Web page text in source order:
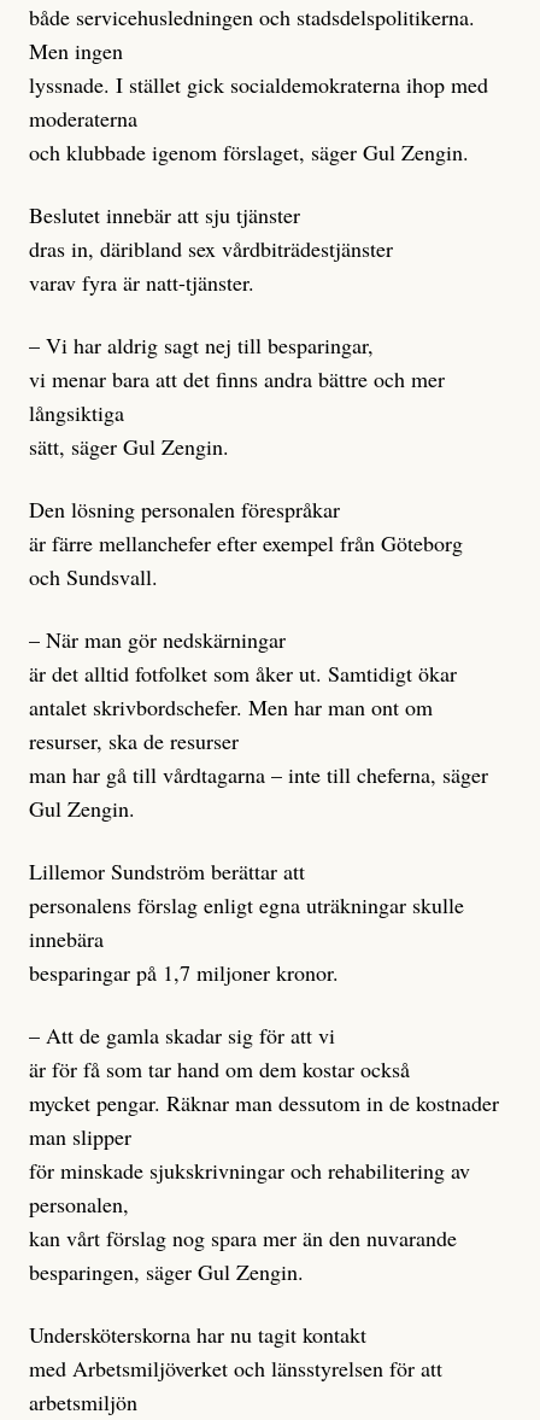
både servicehusledningen och stadsdelspolitikerna.
Men ingen
lyssnade. I stället gick socialdemokraterna ihop med
moderaterna
och klubbade igenom förslaget, säger Gul Zengin.
Beslutet innebär att sju tjänster
dras in, däribland sex vårdbiträdestjänster
varav fyra är natt-tjänster.
– Vi har aldrig sagt nej till besparingar,
vi menar bara att det finns andra bättre och mer
långsiktiga
sätt, säger Gul Zengin.
Den lösning personalen förespråkar
är färre mellanchefer efter exempel från Göteborg
och Sundsvall.
– När man gör nedskärningar
är det alltid fotfolket som åker ut. Samtidigt ökar
antalet skrivbordschefer. Men har man ont om
resurser, ska de resurser
man har gå till vårdtagarna – inte till cheferna, säger
Gul Zengin.
Lillemor Sundström berättar att
personalens förslag enligt egna uträkningar skulle
innebära
besparingar på 1,7 miljoner kronor.
– Att de gamla skadar sig för att vi
är för få som tar hand om dem kostar också
mycket pengar. Räknar man dessutom in de kostnader
man slipper
för minskade sjukskrivningar och rehabilitering av
personalen,
kan vårt förslag nog spara mer än den nuvarande
besparingen, säger Gul Zengin.
Undersköterskorna har nu tagit kontakt
med Arbetsmiljöverket och länsstyrelsen för att
arbetsmiljön